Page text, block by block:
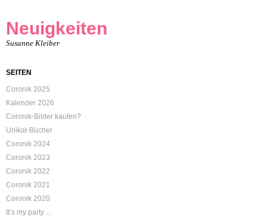
Neuigkeiten
Susanne Kleiber
SEITEN
Coronik 2025
Kalender 2026
Coronik-Bilder kaufen?
Unikat-Bücher
Coronik 2024
Coronik 2023
Coronik 2022
Coronik 2021
Coronik 2020
It’s my party …